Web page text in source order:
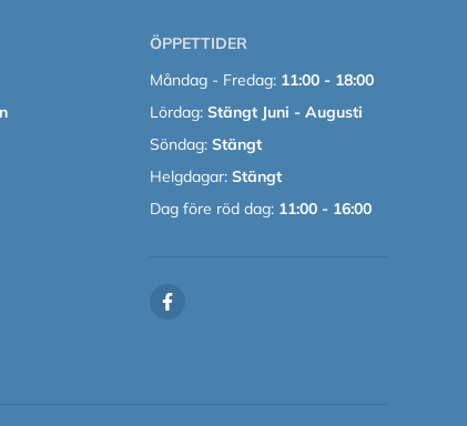
ÖPPETTIDER
Måndag - Fredag: 11:00 - 18:00
Lördag:Stängt Juni - Augusti
Söndag:Stängt
Helgdagar:Stängt
Dag före röd dag:11:00 - 16:00